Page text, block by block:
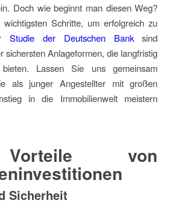
Doch wie beginnt man diesen Weg?
Schritte, um erfolgreich zu
Studie der Deutschen Banksind
sichersten Anlageformen, die langfristig
Lassen Sie uns gemeinsam
als junger Angestellter mit großen
in die Immobilienwelt meistern
von
Sicherheit